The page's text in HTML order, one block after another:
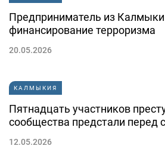
Предприниматель из
финансирование терроризма
20.05.2026
КАЛМЫКИЯ
Пятнадцать участников
сообщества предстали перед
12.05.2026